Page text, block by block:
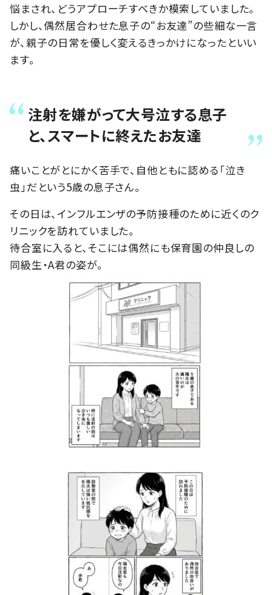
悩まされ、どうアプローチすべきか模索していました。
しかし、偶然居合わせた息子の“お友達”の些細な一言
が、親子の日常を優しく変えるきっかけになったといい
ます。
注射を嫌がって大号泣する息子
と、スマートに終えたお友達
痛いことがとにかく苦手で、自他ともに認める「泣き
虫」だという5歳の息子さん。
その日は、インフルエンザの予防接種のために近くのク
リニックを訪れていました。
待合室に入ると、そこには偶然にも保育園の仲良しの
同級生・A君の姿が。